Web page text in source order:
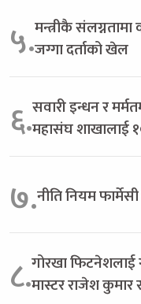
५.मन्त्रीकै संलग्नतामा
जग्गा दर्ताको खेल
६.सवारी इन्धन र
महासंघ शाखालाई
७.नीति नियम
८.गोरखा फिटनेशलाई
मास्टर राजेश कुमार